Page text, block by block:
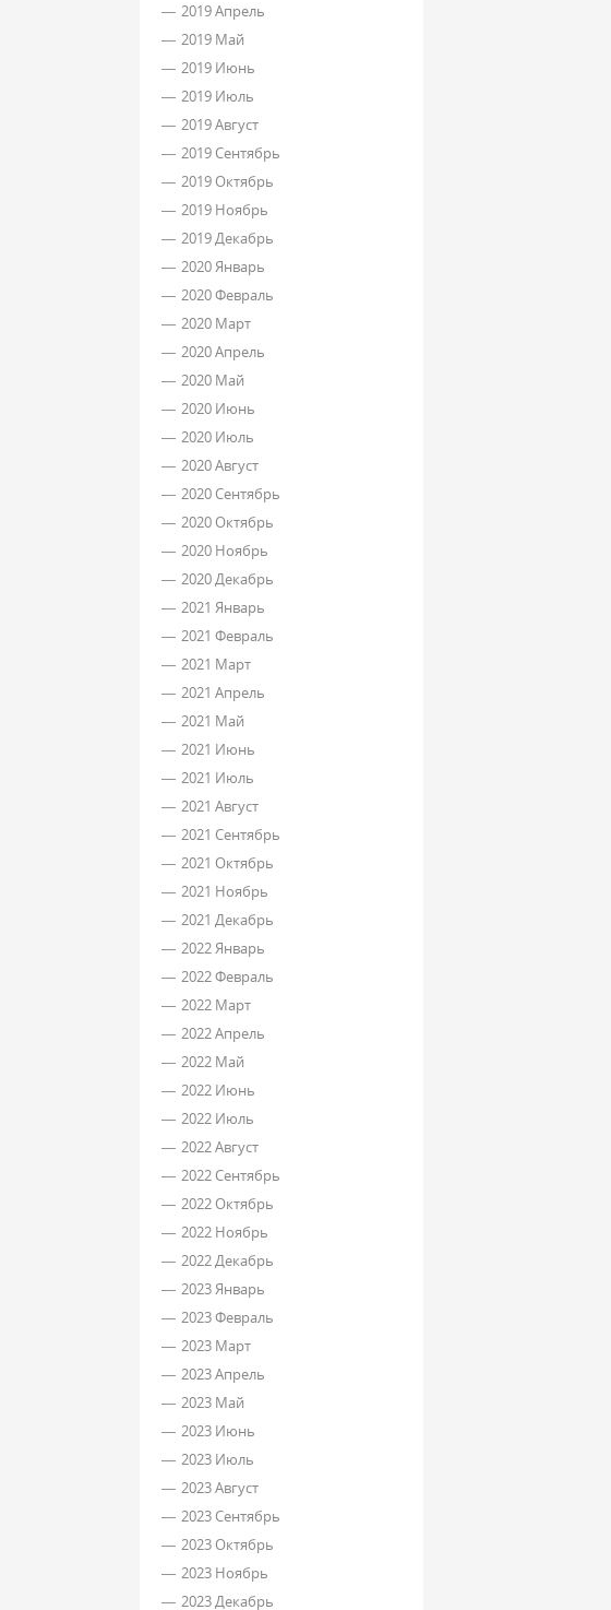
2019 Апрель
2019 Май
2019 Июнь
2019 Июль
2019 Август
2019 Сентябрь
2019 Октябрь
2019 Ноябрь
2019 Декабрь
2020 Январь
2020 Февраль
2020 Март
2020 Апрель
2020 Май
2020 Июнь
2020 Июль
2020 Август
2020 Сентябрь
2020 Октябрь
2020 Ноябрь
2020 Декабрь
2021 Январь
2021 Февраль
2021 Март
2021 Апрель
2021 Май
2021 Июнь
2021 Июль
2021 Август
2021 Сентябрь
2021 Октябрь
2021 Ноябрь
2021 Декабрь
2022 Январь
2022 Февраль
2022 Март
2022 Апрель
2022 Май
2022 Июнь
2022 Июль
2022 Август
2022 Сентябрь
2022 Октябрь
2022 Ноябрь
2022 Декабрь
2023 Январь
2023 Февраль
2023 Март
2023 Апрель
2023 Май
2023 Июнь
2023 Июль
2023 Август
2023 Сентябрь
2023 Октябрь
2023 Ноябрь
2023 Декабрь